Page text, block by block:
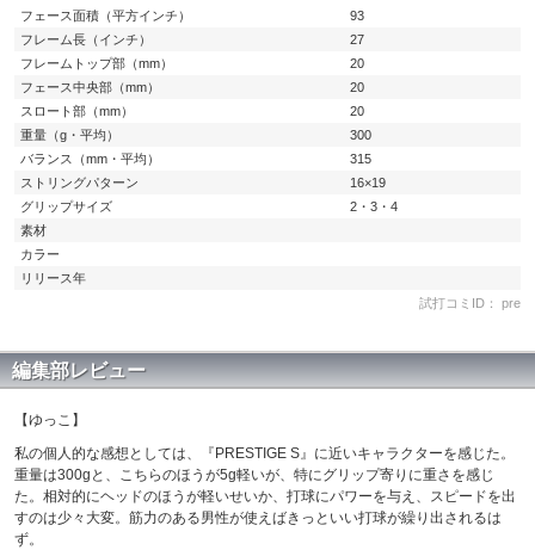
フェース面積（平方インチ）
93
フレーム長（インチ）
27
フレームトップ部（mm）
20
フェース中央部（mm）
20
スロート部（mm）
20
重量（g・平均）
300
バランス（mm・平均）
315
ストリングパターン
16×19
グリップサイズ
2・3・4
素材
カラー
リリース年
試打コミID： pre
編集部レビュー
【ゆっこ】
私の個人的な感想としては、『PRESTIGE S』に近いキャラクターを感じた。
重量は300gと、こちらのほうが5g軽いが、特にグリップ寄りに重さを感じ
た。相対的にヘッドのほうが軽いせいか、打球にパワーを与え、スピードを出
すのは少々大変。筋力のある男性が使えばきっといい打球が繰り出されるは
ず。